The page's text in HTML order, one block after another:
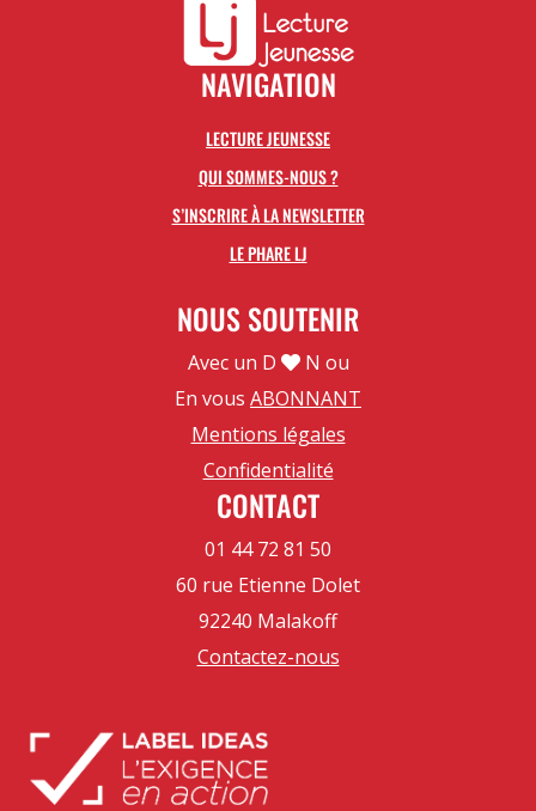
NAVIGATION
LECTURE JEUNESSE
QUI SOMMES-NOUS ?
S’INSCRIRE À LA NEWSLETTER
LE PHARE LJ
NOUS SOUTENIR
Avec un D
N ou
En vous ABONNANT
Mentions légales
Confidentialité
CONTACT
01 44 72 81 50
60 rue Etienne Dolet
92240 Malakoff
Contactez-nous